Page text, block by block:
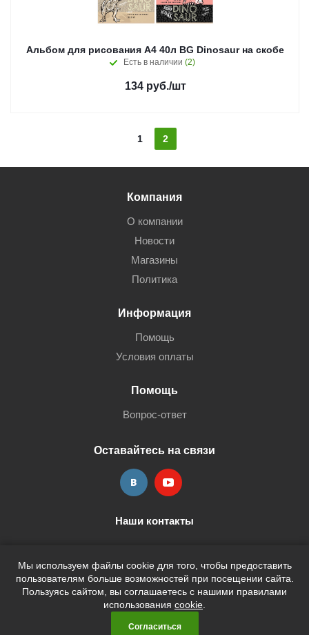
Альбом для рисования А4 40л BG Dinosaur на скобе
Есть в наличии (2)
134руб./шт
1 2
Мы используем файлы cookie для того, чтобы предоставить
пользователям больше возможностей при посещении сайта.
Пользуясь сайтом, вы соглашаетесь с нашими правилами
использования cookie
Согласиться
Компания
О компании
Новости
Магазины
Политика
Информация
Помощь
Условия оплаты
Помощь
Вопрос-ответ
Оставайтесь на связи
Наши контакты
2026 © Кан-Тэррия Kids